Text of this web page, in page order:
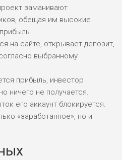
ПОДОЙДЕТ
ВСЕМ
ОБЗОР
заманивают
обещая им высокие
на сайте, открывает депозит,
выбранному
прибыль, инвестор
ничего не получается.
его аккаунт блокируется.
«заработанное», но и